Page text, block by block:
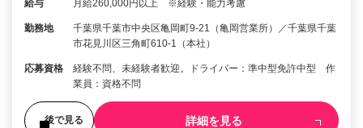
給与 月給260,000円以上 ※経験・能力考慮
勤務地
千葉県千葉市中央区亀岡町9-21（亀岡営業所）／千葉県千葉
市花見川区三角町610-1（本社）
応募資格
経験不問、未経験者歓迎。ドライバー：準中型免許中型 作
業員：資格不問
後で見る 詳細を見る